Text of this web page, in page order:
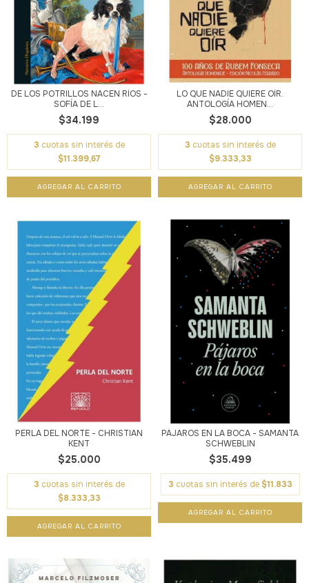
DE LOS POTRILLOS NACEN RÍOS -
SOFÍA DE L...
$34.199
3 cuotas sin interés de
$11.399,67
LO QUE NADIE QUIERE OÍR.
ANTOLOGÍA HOMEN...
$28.000
3 cuotas sin interés de
$9.333,33
PERLA DEL NORTE - CHRISTIAN
KENT
$25.000
3 cuotas sin interés de
$8.333,33
PÁJAROS EN LA BOCA - SAMANTA
SCHWEBLIN
$35.499
3 cuotas sin interés de $11.833